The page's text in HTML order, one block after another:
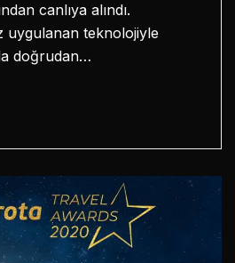
canlıya alındı.
uygulanan teknolojiyle
doğrudan…